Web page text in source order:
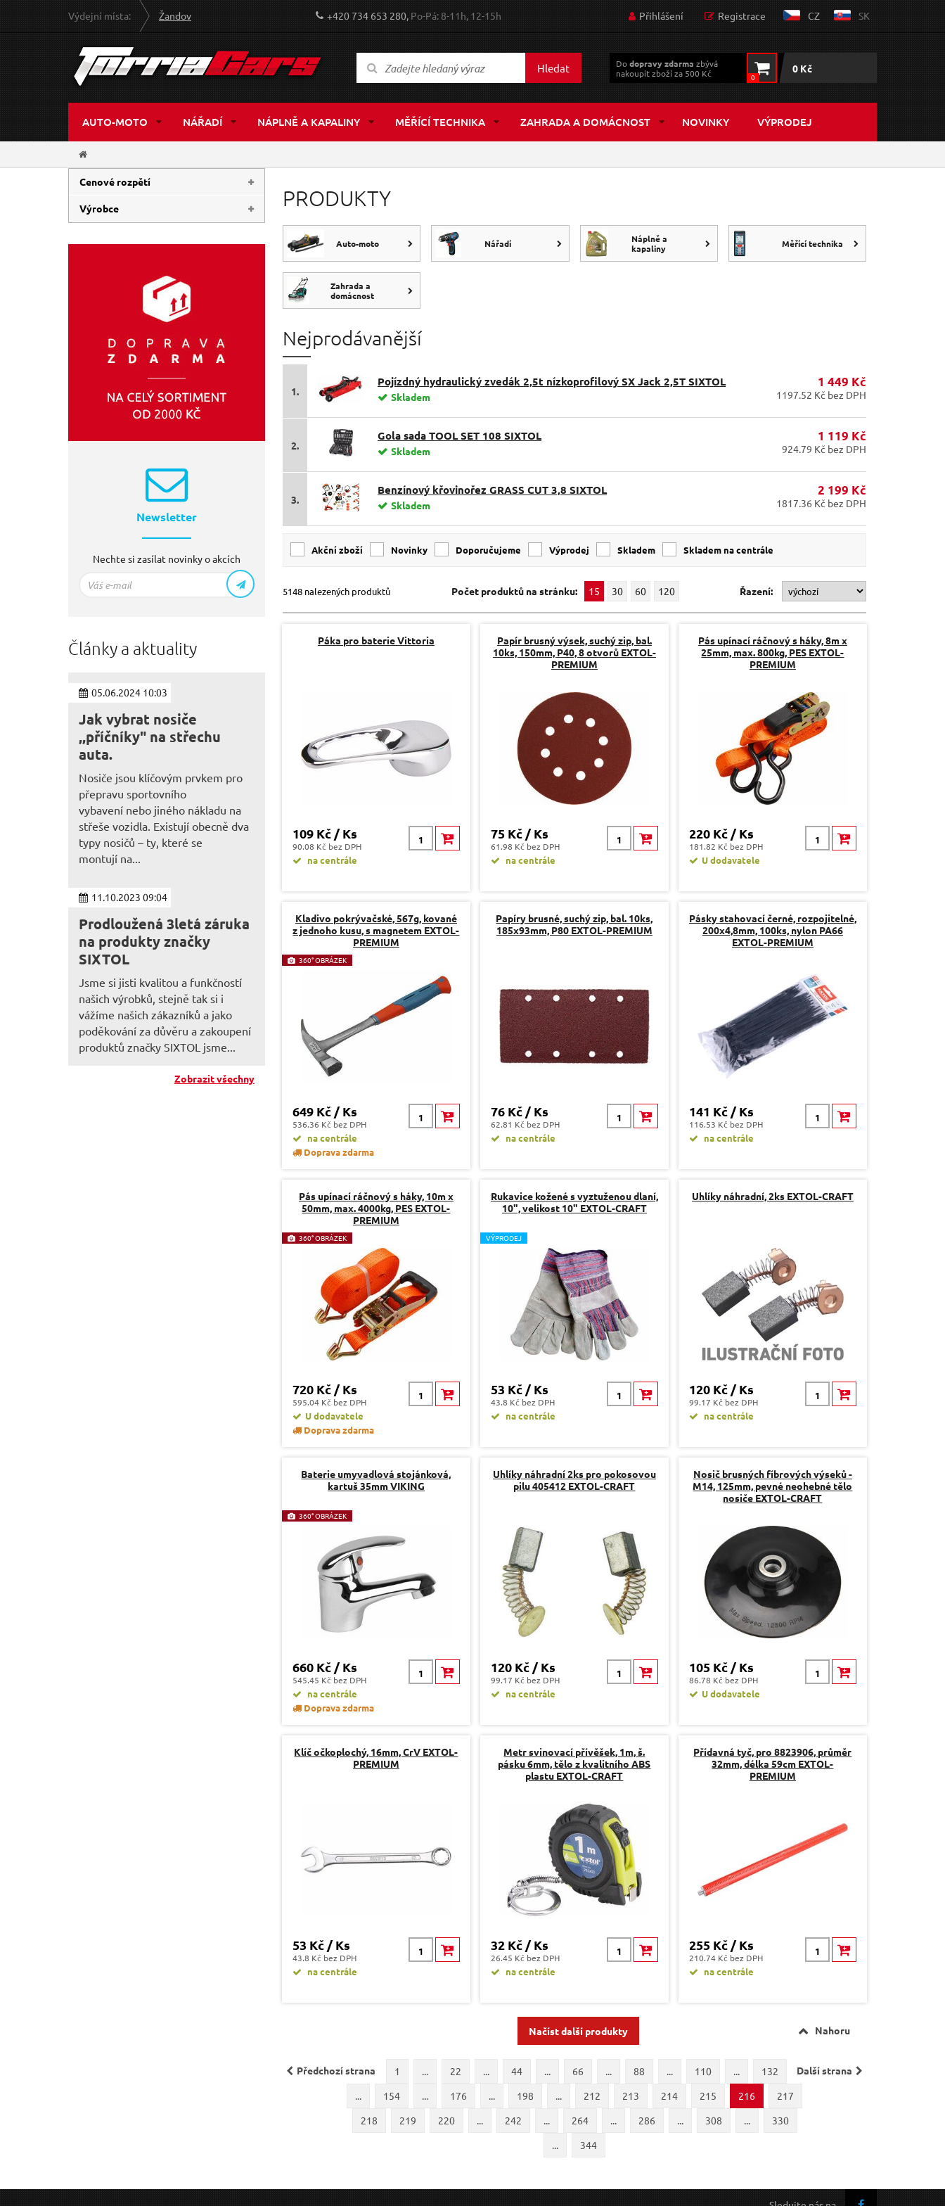
Výdejní místa: Žandov +420 734 653 280,Po-Pá: 8-11h, 12-15h Přihlášení Registrace CZ SK
Hledat Dodopravy zdarma zbývá
nakoupit zboží za 500 Kč
0
0 Kč
AUTO-MOTO NÁŘADÍ NÁPLNĚ A KAPALINY MĚŘÍCÍ TECHNIKA ZAHRADA A DOMÁCNOST NOVINKY VÝPRODEJ
Cenové rozpětí
6 Kč 19 990 Kč
Výrobce
EXTOL-CRAFT(656)
BALLETTO(84)
EXTOL-LIGHT (78)
Newsletter
Nechte si zasílat novinky o akcích
Články a aktuality
05.06.2024 10:03
Jak vybrat nosiče
,,příčníky" na střechu
auta.
Nosiče jsou klíčovým prvkem pro
přepravu sportovního
vybavení nebo jiného nákladu na
střeše vozidla. Existují obecně dva
typy nosičů – ty, které se
montují na...
11.10.2023 09:04
Prodloužená 3letá záruka
na produkty značky
SIXTOL
Jsme si jisti kvalitou a funkčností
našich výrobků, stejně tak si i
vážíme našich zákazníků a jako
poděkování za důvěru a zakoupení
produktů značky SIXTOL jsme...
Zobrazit všechny
PRODUKTY
Auto-moto Nářadí
Náplně a
kapaliny
Měřící technika
Zahrada a
domácnost
Nejprodávanější
1.
1 449 Kč
1197.52 Kč bez DPH
Pojízdný hydraulický zvedák 2,5t nízkoprofilový SX Jack 2,5T SIXTOL
Skladem
2.
1 119 Kč
924.79 Kč bez DPH
Gola sada TOOL SET 108 SIXTOL
Skladem
3.
2 199 Kč
1817.36 Kč bez DPH
Benzínový křovinořez GRASS CUT 3,8 SIXTOL
Skladem
Akční zboží Novinky Doporučujeme Výprodej skladem skladem na centrále
5148 nalezených produktů Počet produktů na stránku: 15 30 60 120 Řazení:
Páka pro baterie Vittoria
109 Kč / Ks
90.08 Kč bez DPH
na centrále
Papír brusný výsek, suchý zip, bal.
10ks, 150mm, P40, 8 otvorů EXTOL-
PREMIUM
75 Kč / Ks
61.98 Kč bez DPH
na centrále
Pás upínací ráčnový s háky, 8m x
25mm, max. 800kg, PES EXTOL-
PREMIUM
220 Kč / Ks
181.82 Kč bez DPH
U dodavatele
Kladivo pokrývačské, 567g, kované
z jednoho kusu, s magnetem EXTOL-
PREMIUM
360° OBRÁZEK
649 Kč / Ks
536.36 Kč bez DPH
na centrále
Doprava zdarma
Papíry brusné, suchý zip, bal. 10ks,
185x93mm, P80 EXTOL-PREMIUM
76 Kč / Ks
62.81 Kč bez DPH
na centrále
Pásky stahovací černé, rozpojitelné,
200x4,8mm, 100ks, nylon PA66
EXTOL-PREMIUM
141 Kč / Ks
116.53 Kč bez DPH
na centrále
Pás upínací ráčnový s háky, 10m x
50mm, max. 4000kg, PES EXTOL-
PREMIUM
360° OBRÁZEK
720 Kč / Ks
595.04 Kč bez DPH
U dodavatele
Doprava zdarma
Rukavice kožené s vyztuženou dlaní,
10", velikost 10" EXTOL-CRAFT
VÝPRODEJ
53 Kč / Ks
43.8 Kč bez DPH
na centrále
Uhlíky náhradní, 2ks EXTOL-CRAFT
120 Kč / Ks
99.17 Kč bez DPH
na centrále
Baterie umyvadlová stojánková,
kartuš 35mm VIKING
360° OBRÁZEK
660 Kč / Ks
545.45 Kč bez DPH
na centrále
Doprava zdarma
Uhlíky náhradní 2ks pro pokosovou
pilu 405412 EXTOL-CRAFT
120 Kč / Ks
99.17 Kč bez DPH
na centrále
Nosič brusných fíbrových výseků -
M14, 125mm, pevné neohebné tělo
nosiče EXTOL-CRAFT
105 Kč / Ks
86.78 Kč bez DPH
U dodavatele
Klíč očkoplochý, 16mm, CrV EXTOL-
PREMIUM
53 Kč / Ks
43.8 Kč bez DPH
na centrále
Metr svinovací přívěšek, 1m, š.
pásku 6mm, tělo z kvalitního ABS
plastu EXTOL-CRAFT
32 Kč / Ks
26.45 Kč bez DPH
na centrále
Přídavná tyč, pro 8823906, průměr
32mm, délka 59cm EXTOL-
PREMIUM
255 Kč / Ks
210.74 Kč bez DPH
na centrále
Načíst další produkty Nahoru
Předchozí strana Další strana
1 ... 22 ... 44 ... 66 ... 88 ... 110 ...
132
...
154 ... 176 ... 198 ... 212 213 214 215 216
217
218
219 220 ... 242 ... 264 ... 286 ... 308 ...
330
...
344